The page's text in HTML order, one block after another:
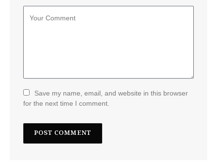
Save my name, email, and website in this browser
for the next time I comment.